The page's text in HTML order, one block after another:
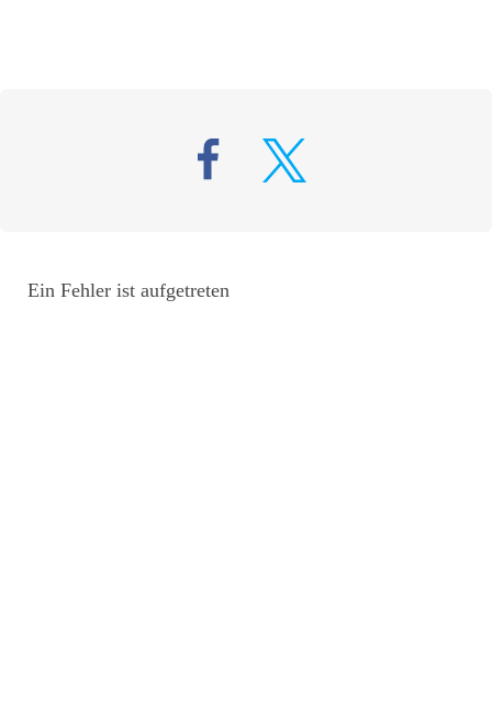
Ein Fehler ist aufgetreten